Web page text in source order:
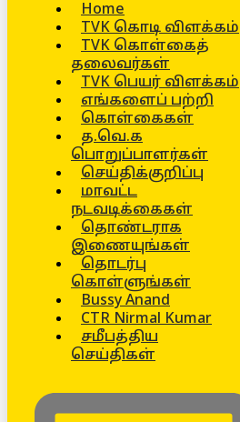
Home
TVK கொடி விளக்கம்
TVK கொள்கைத்
தலைவர்கள்
TVK பெயர் விளக்கம்
எங்களைப் பற்றி
கொள்கைகள்
த.வெ.க
பொறுப்பாளர்கள்
செய்திக்குறிப்பு
மாவட்ட
நடவடிக்கைகள்
தொண்டராக
இணையுங்கள்
தொடர்பு
கொள்ளுங்கள்
Bussy Anand
CTR Nirmal Kumar
சமீபத்திய
செய்திகள்